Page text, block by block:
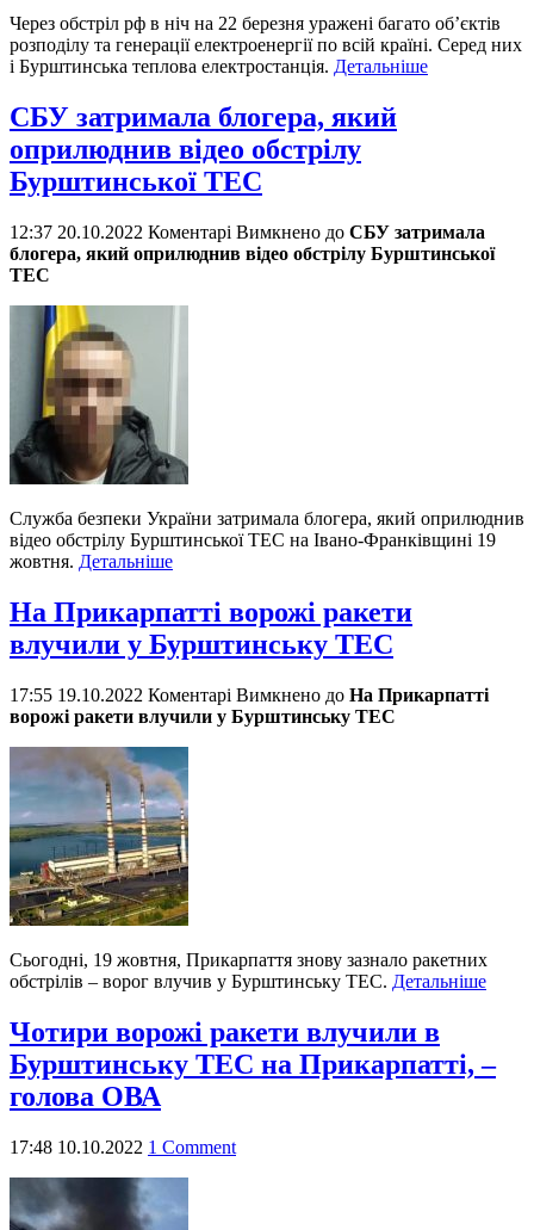
Через обстріл рф в ніч на 22 березня уражені багато об’єктів
розподілу та генерації електроенергії по всій країні. Серед них
і Бурштинська теплова електростанція. Детальніше
СБУ затримала блогера, який
оприлюднив відео обстрілу
Бурштинської ТЕС
12:37 20.10.2022 Коментарі Вимкнено до СБУ затримала
блогера, який оприлюднив відео обстрілу Бурштинської
ТЕС
Служба безпеки України затримала блогера, який оприлюднив
відео обстрілу Бурштинської ТЕС на Івано-Франківщині 19
жовтня. Детальніше
На Прикарпатті ворожі ракети
влучили у Бурштинську ТЕС
17:55 19.10.2022 Коментарі Вимкнено до На Прикарпатті
ворожі ракети влучили у Бурштинську ТЕС
Сьогодні, 19 жовтня, Прикарпаття знову зазнало ракетних
обстрілів – ворог влучив у Бурштинську ТЕС. Детальніше
Чотири ворожі ракети влучили в
Бурштинську ТЕС на Прикарпатті, –
голова ОВА
17:48 10.10.2022 1 Comment